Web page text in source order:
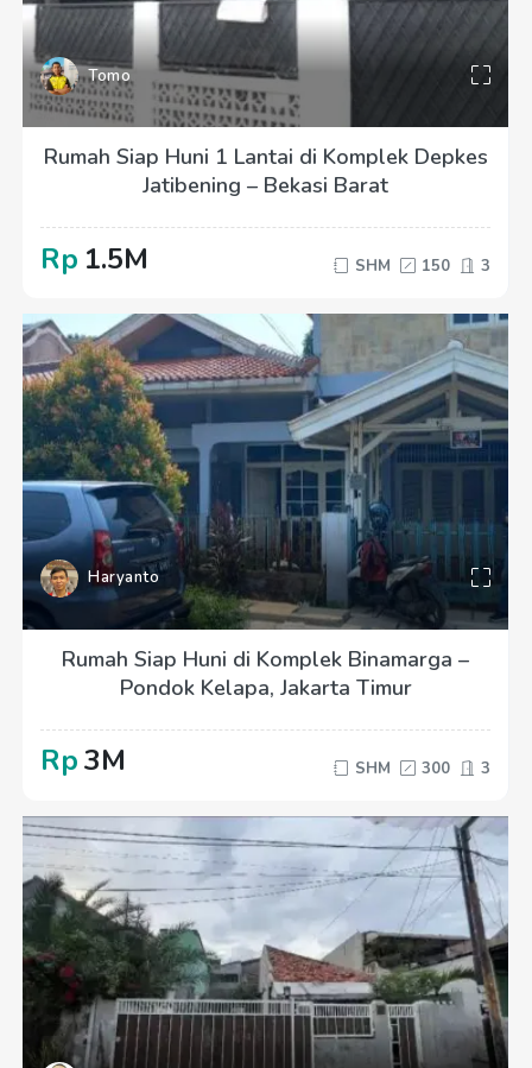
Tomo
Rumah Siap Huni 1 Lantai di Komplek Depkes
Jatibening – Bekasi Barat
Rp 1.5M SHM 150 3
Haryanto
Rumah Siap Huni di Komplek Binamarga –
Pondok Kelapa, Jakarta Timur
Rp3M SHM 300 3